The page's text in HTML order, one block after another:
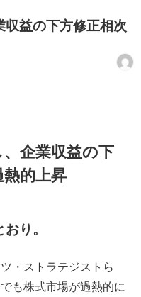
益の下方修正相次
企業収益の下
的上昇
り。
・ストラテジストら
も株式市場が過熱的に